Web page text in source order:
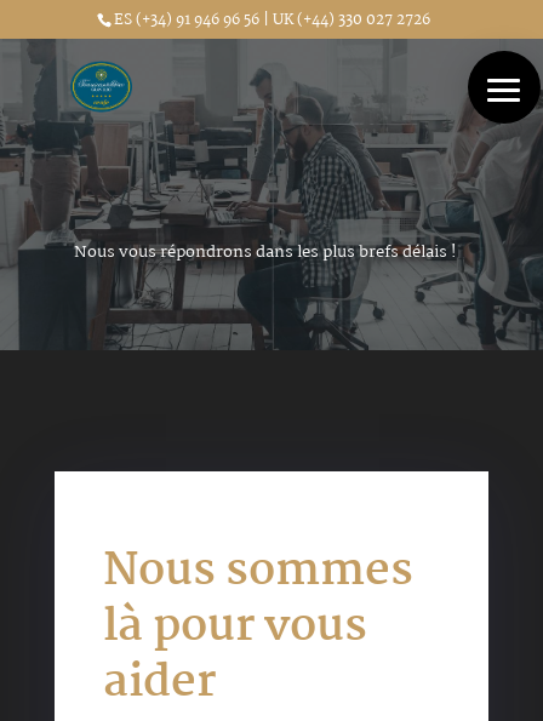
ES (+34) 91 946 96 56 | UK (+44) 330 027 2726
Nous vous répondrons dans les plus brefs délais !
Nous sommes
là pour vous
aider